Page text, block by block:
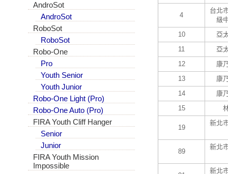
4
台北
級
10
亞
11
亞
12
康
13
康
14
康
15
19
新北
89
新北
新北
AndroSot
AndroSot
RoboSot
RoboSot
Robo-One
Pro
Youth Senior
Youth Junior
Robo-One Light (Pro)
Robo-One Auto (Pro)
FIRA Youth Cliff Hanger
Senior
Junior
FIRA Youth Mission
Impossible